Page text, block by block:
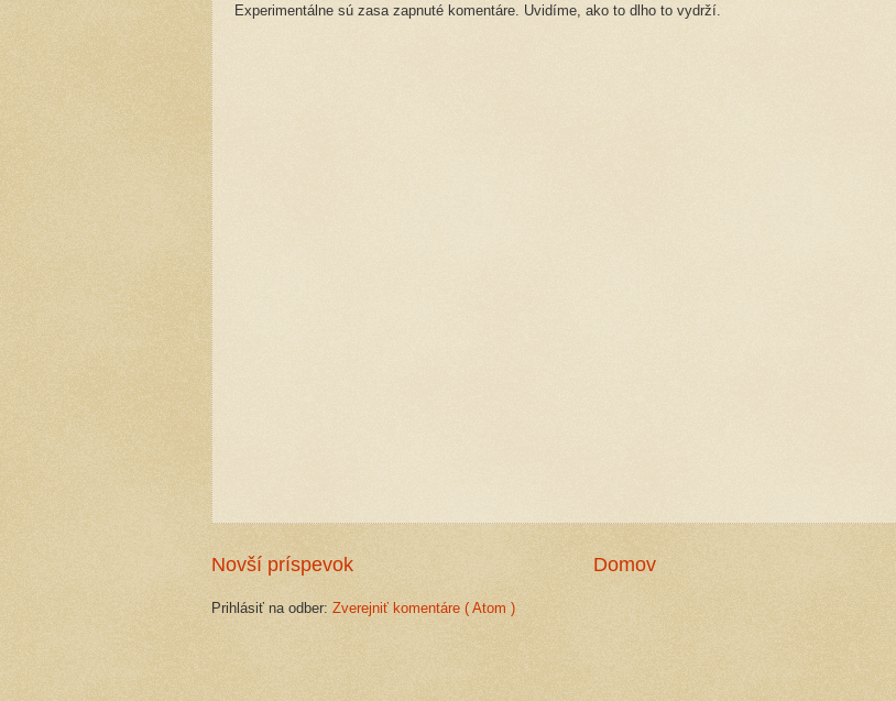
Experimentálne sú zasa zapnuté komentáre. Uvidíme, ako to dlho to vydrží.
Novší príspevok Domov
Prihlásiť na odber: Zverejniť komentáre ( Atom )